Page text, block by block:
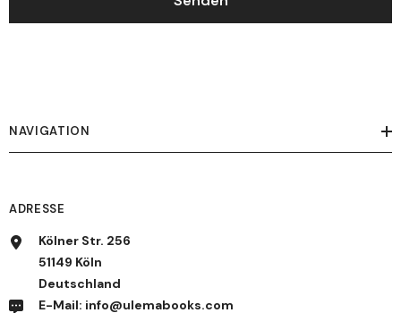
NAVIGATION
ADRESSE
Kölner Str. 256
51149 Köln
Deutschland
E-Mail: info@ulemabooks.com